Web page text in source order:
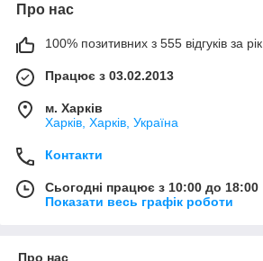
Про нас
100% позитивних з 555 відгуків за рік
Працює з 03.02.2013
м. Харків
Харків, Харків, Україна
Контакти
Сьогодні працює з 10:00 до 18:00
Показати весь графік роботи
Про нас